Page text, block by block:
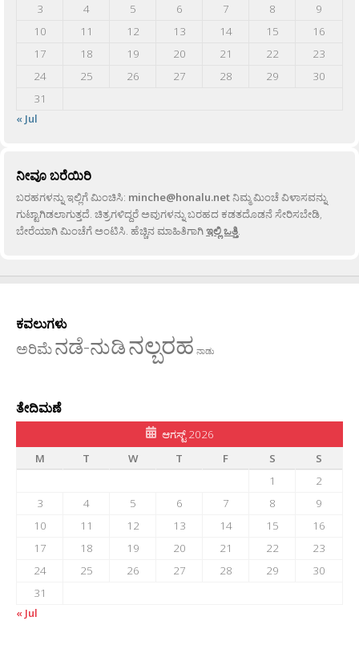
3
4 5 6 7 8
9
10
11 12 13 14 15
16
17
18 19 20 21 22
23
24
25 26 27 28 29
30
31
« Jul
ನೀವೂ ಬರೆಯಿರಿ
ಬರಹಗಳನ್ನು ಇಲ್ಲಿಗೆ ಮಿಂಚಿಸಿ: minche@honalu.netನಿಮ್ಮ ಮಿಂಚೆ ವಿಳಾಸವನ್ನು
ಗುಟ್ಟಾಗಿಡಲಾಗುತ್ತದೆ. ಚಿತ್ರಗಳಿದ್ದರೆ ಅವುಗಳನ್ನು ಬರಹದ ಕಡತದೊಡನೆ ಸೇರಿಸಬೇಡಿ,
ಬೇರೆಯಾಗಿ ಮಿಂಚೆಗೆ ಅಂಟಿಸಿ. ಹೆಚ್ಚಿನ ಮಾಹಿತಿಗಾಗಿಇಲ್ಲಿ ಒತ್ತಿ.
ಕವಲುಗಳು
ಅರಿಮೆನಡೆ-ನುಡಿನಲ್ಬರಹ ನಾಡು
ತೇದಿಮಣೆ
ಆಗಸ್ಟ್ 2026
M
T W T F S
S
1
2
3
4 5 6 7 8
9
10
11 12 13 14 15
16
17
18 19 20 21 22
23
24
25 26 27 28 29
30
31
« Jul